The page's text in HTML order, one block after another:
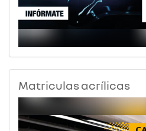
Matriculas acrílicas